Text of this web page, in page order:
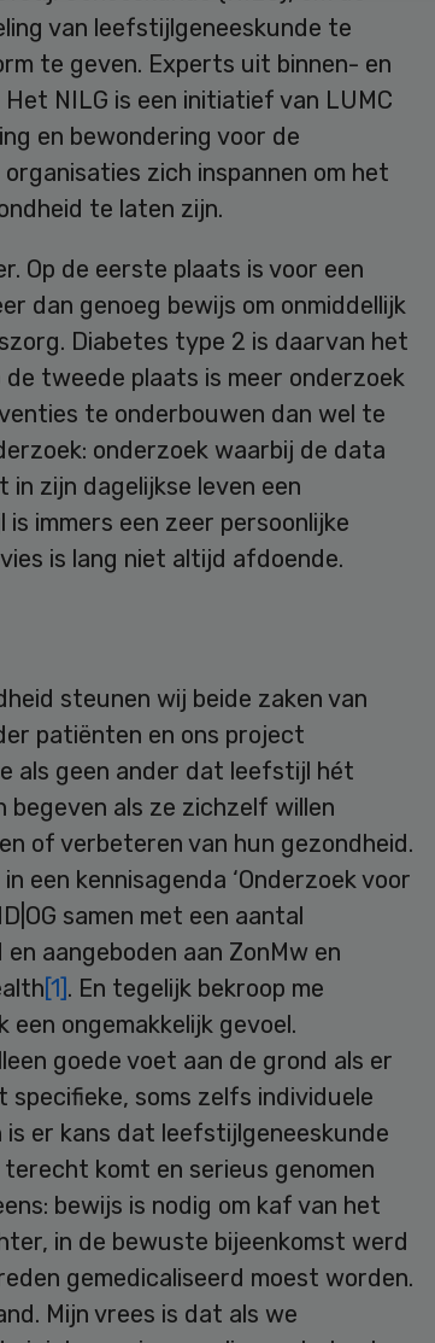
van leefstijlgeneeskunde te
te geven. Experts uit binnen- en
NILG is een initiatief van LUMC
en bewondering voor de
zich inspannen om het
te laten zijn.
Op de eerste plaats is voor een
dan genoeg bewijs om onmiddellijk
Diabetes type 2 is daarvan het
tweede plaats is meer onderzoek
te onderbouwen dan wel te
onderzoek waarbij de data
zijn dagelijkse leven een
immers een zeer persoonlijke
is lang niet altijd afdoende.
steunen wij beide zaken van
patiënten en ons project
als geen ander dat leefstijl hét
begeven als ze zichzelf willen
of verbeteren van hun gezondheid.
een kennisagenda ‘Onderzoek voor
samen met een aantal
aangeboden aan ZonMw en
[1]. En tegelijk bekroop me
ongemakkelijk gevoel.
goede voet aan de grond als er
soms zelfs individuele
is er kans dat leefstijlgeneeskunde
komt en serieus genomen
bewijs is nodig om kaf van het
in de bewuste bijeenkomst werd
gemedicaliseerd moest worden.
Mijn vrees is dat als we